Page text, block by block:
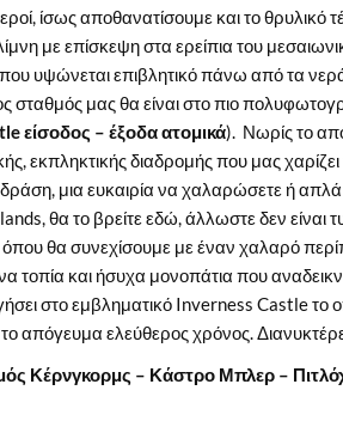
ίσως αποθανατίσουμε και το θρυλικό
με επίσκεψη στα ερείπια του
που υψώνεται επιβλητικό πάνω από τα νερά
μας θα είναι στο πιο
είσοδος – έξοδα ατομικά). Νωρίς το
εκπληκτικής διαδρομής που μας
μια ευκαιρία να χαλαρώσετε ή
θα το βρείτε εδώ, άλλωστε δεν είναι
θα συνεχίσουμε με έναν χαλαρό
τοπία και ήσυχα μονοπάτια που
στο εμβληματικό Inverness Castle το
απόγευμα ελεύθερος χρόνος.
Κέρνγκορμς – Κάστρο Μπλερ –